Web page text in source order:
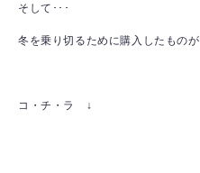
そして･･･
冬を乗り切るために購入したものが
コ・チ・ラ ↓